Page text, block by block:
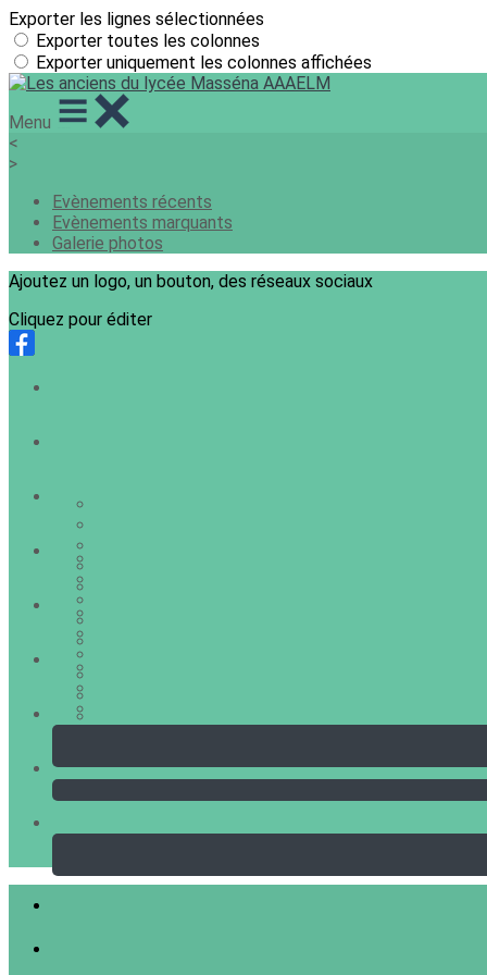
Exporter les lignes sélectionnées
Exporter toutes les colonnes
Exporter uniquement les colonnes affichées
Menu
<
>
Evènements récents
Evènements marquants
Galerie photos
Ajoutez un logo, un bouton, des réseaux sociaux
Cliquez pour éditer